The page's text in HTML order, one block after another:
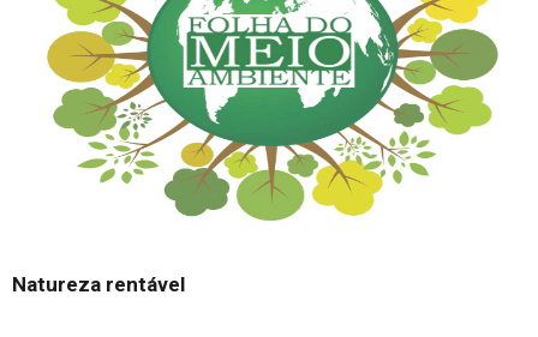
Natureza rentável